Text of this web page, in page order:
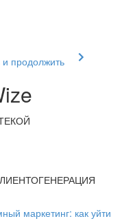
продолжить
маркетинг: как уйти